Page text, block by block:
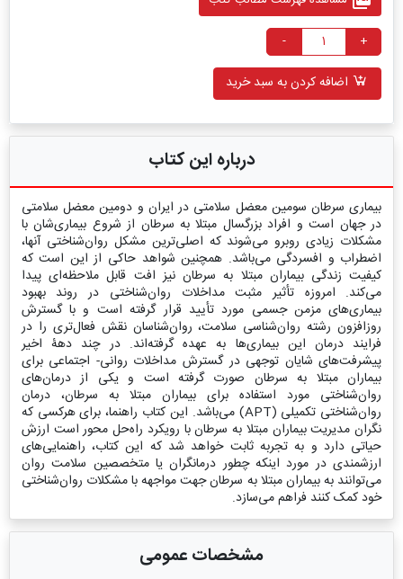
+
-
اضافه کردن به سبد خرید
درباره این کتاب
بیماری سرطان سومین معضل سلامتی در ایران و دومین معضل سلامتی
در جهان است و افراد بزرگسال مبتلا به سرطان از شروع بیماری‌شان با
مشکلات زیادی روبرو می‌شوند که اصلی‌ترین مشکل روان‌شناختی آنها،
اضطراب و افسردگی می‌باشد. همچنین شواهد حاکی از این است که
کیفیت زندگی بیماران مبتلا به سرطان نیز افت قابل ‌ملاحظه‌ای پیدا
می‌کند. امروزه تأثیر مثبت مداخلات روان‌شناختی در روند بهبود
بیماری‌های مزمن جسمی مورد تأیید قرار گرفته است و با گسترش
روزافزون رشته روان‌شناسی سلامت، روان‌شناسان نقش فعال‌تری را در
فرایند درمان این بیماری‌ها به عهده گرفته‌اند. در چند دهۀ اخیر
پیشرفت‌های شایان توجهی در گسترش مداخلات روانی- اجتماعی برای
بیماران مبتلا به سرطان صورت گرفته است و یکی از درمان‌های
روان‌شناختی مورد ‌استفاده برای بیماران مبتلا به سرطان، درمان
روان‌شناختی تکمیلی (APT) می‌باشد. این کتاب راهنما، برای هرکسی که
نگران مدیریت بیماران مبتلا به سرطان با رویکرد راه‌حل محور است ارزش
حیاتی دارد و به تجربه ثابت خواهد شد که این کتاب، راهنمایی‌های
ارزشمندی در مورد اینکه چطور درمانگران یا متخصصین سلامت روان
می‌توانند به بیماران مبتلا به سرطان جهت مواجهه با مشکلات روان‌شناختی
خود کمک کنند فراهم می‌سازد.
مشخصات عمومی